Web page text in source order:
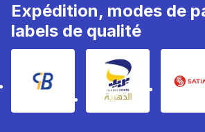
Expédition, modes de
labels de qualité